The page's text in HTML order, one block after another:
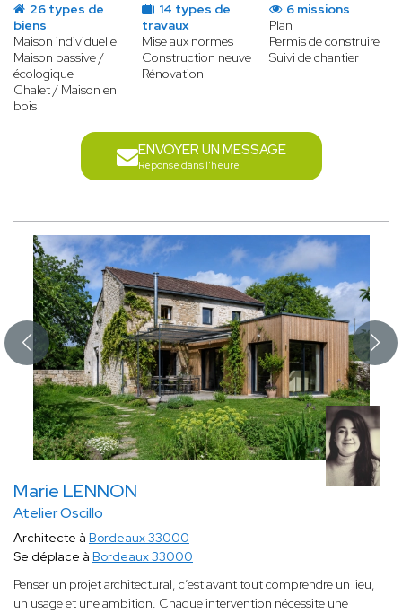
26 types de
biens
Maison individuelle
Maison passive /
écologique
Chalet / Maison en
bois
14 types de
travaux
Mise aux normes
Construction neuve
Rénovation
6 missions
Plan
Permis de construire
Suivi de chantier
ENVOYER UN MESSAGE
Réponse dans l'heure
Marie LENNON
Atelier Oscillo
Architecte à Bordeaux 33000
Se déplace à Bordeaux 33000
Penser un projet architectural, c’est avant tout comprendre un lieu,
un usage et une ambition. Chaque intervention nécessite une